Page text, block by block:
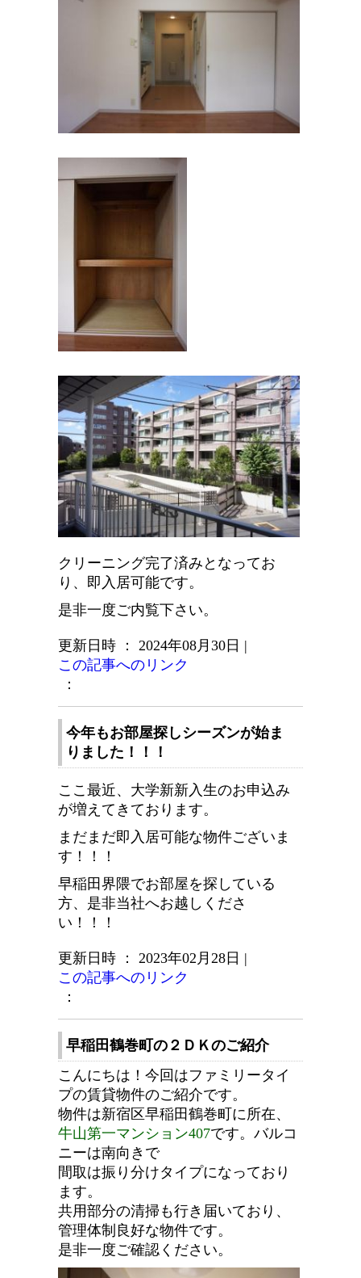
クリーニング完了済みとなってお
り、即入居可能です。
是非一度ご内覧下さい。
更新日時 ： 2024年08月30日 |
この記事へのリンク
：
今年もお部屋探しシーズンが始ま
りました！！！
ここ最近、大学新新入生のお申込み
が増えてきております。
まだまだ即入居可能な物件ございま
す！！！
早稲田界隈でお部屋を探している
方、是非当社へお越しくださ
い！！！
更新日時 ： 2023年02月28日 |
この記事へのリンク
：
早稲田鶴巻町の２ＤＫのご紹介
こんにちは！今回はファミリータイ
プの賃貸物件のご紹介です。
物件は新宿区早稲田鶴巻町に所在、
牛山第一マンション407です。バルコ
ニーは南向きで
間取は振り分けタイプになっており
ます。
共用部分の清掃も行き届いており、
管理体制良好な物件です。
是非一度ご確認ください。